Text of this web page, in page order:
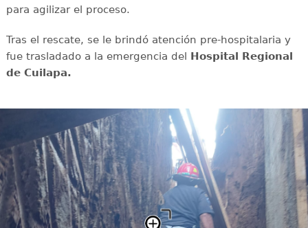
para agilizar el proceso.
Tras el rescate, se le brindó atención pre-hospitalaria y
fue trasladado a la emergencia del Hospital Regional
de Cuilapa.